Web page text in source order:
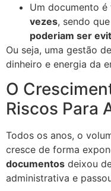
Um documento
vezes, sendo
poderiam ser
Ou seja, uma gestão
dinheiro e energia da
O
Riscos Para
Todos os anos, o
cresce de forma
documentos deixou
administrativa e